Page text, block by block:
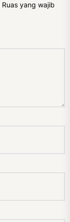
Ruas yang wajib